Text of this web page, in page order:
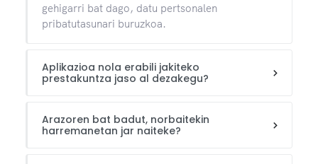
gehigarri bat dago, datu pertsonalen
pribatutasunari buruzkoa.
Aplikazioa nola erabili jakiteko
prestakuntza jaso al dezakegu?
Arazoren bat badut, norbaitekin
harremanetan jar naiteke?